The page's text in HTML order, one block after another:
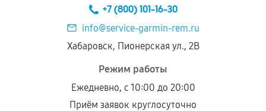
+7 (800) 101-16-30
info@service-garmin-rem.ru
Хабаровск, Пионерская ул., 2В
Режим работы
Ежедневно, с 10:00 до 20:00
Приём заявок круглосуточно